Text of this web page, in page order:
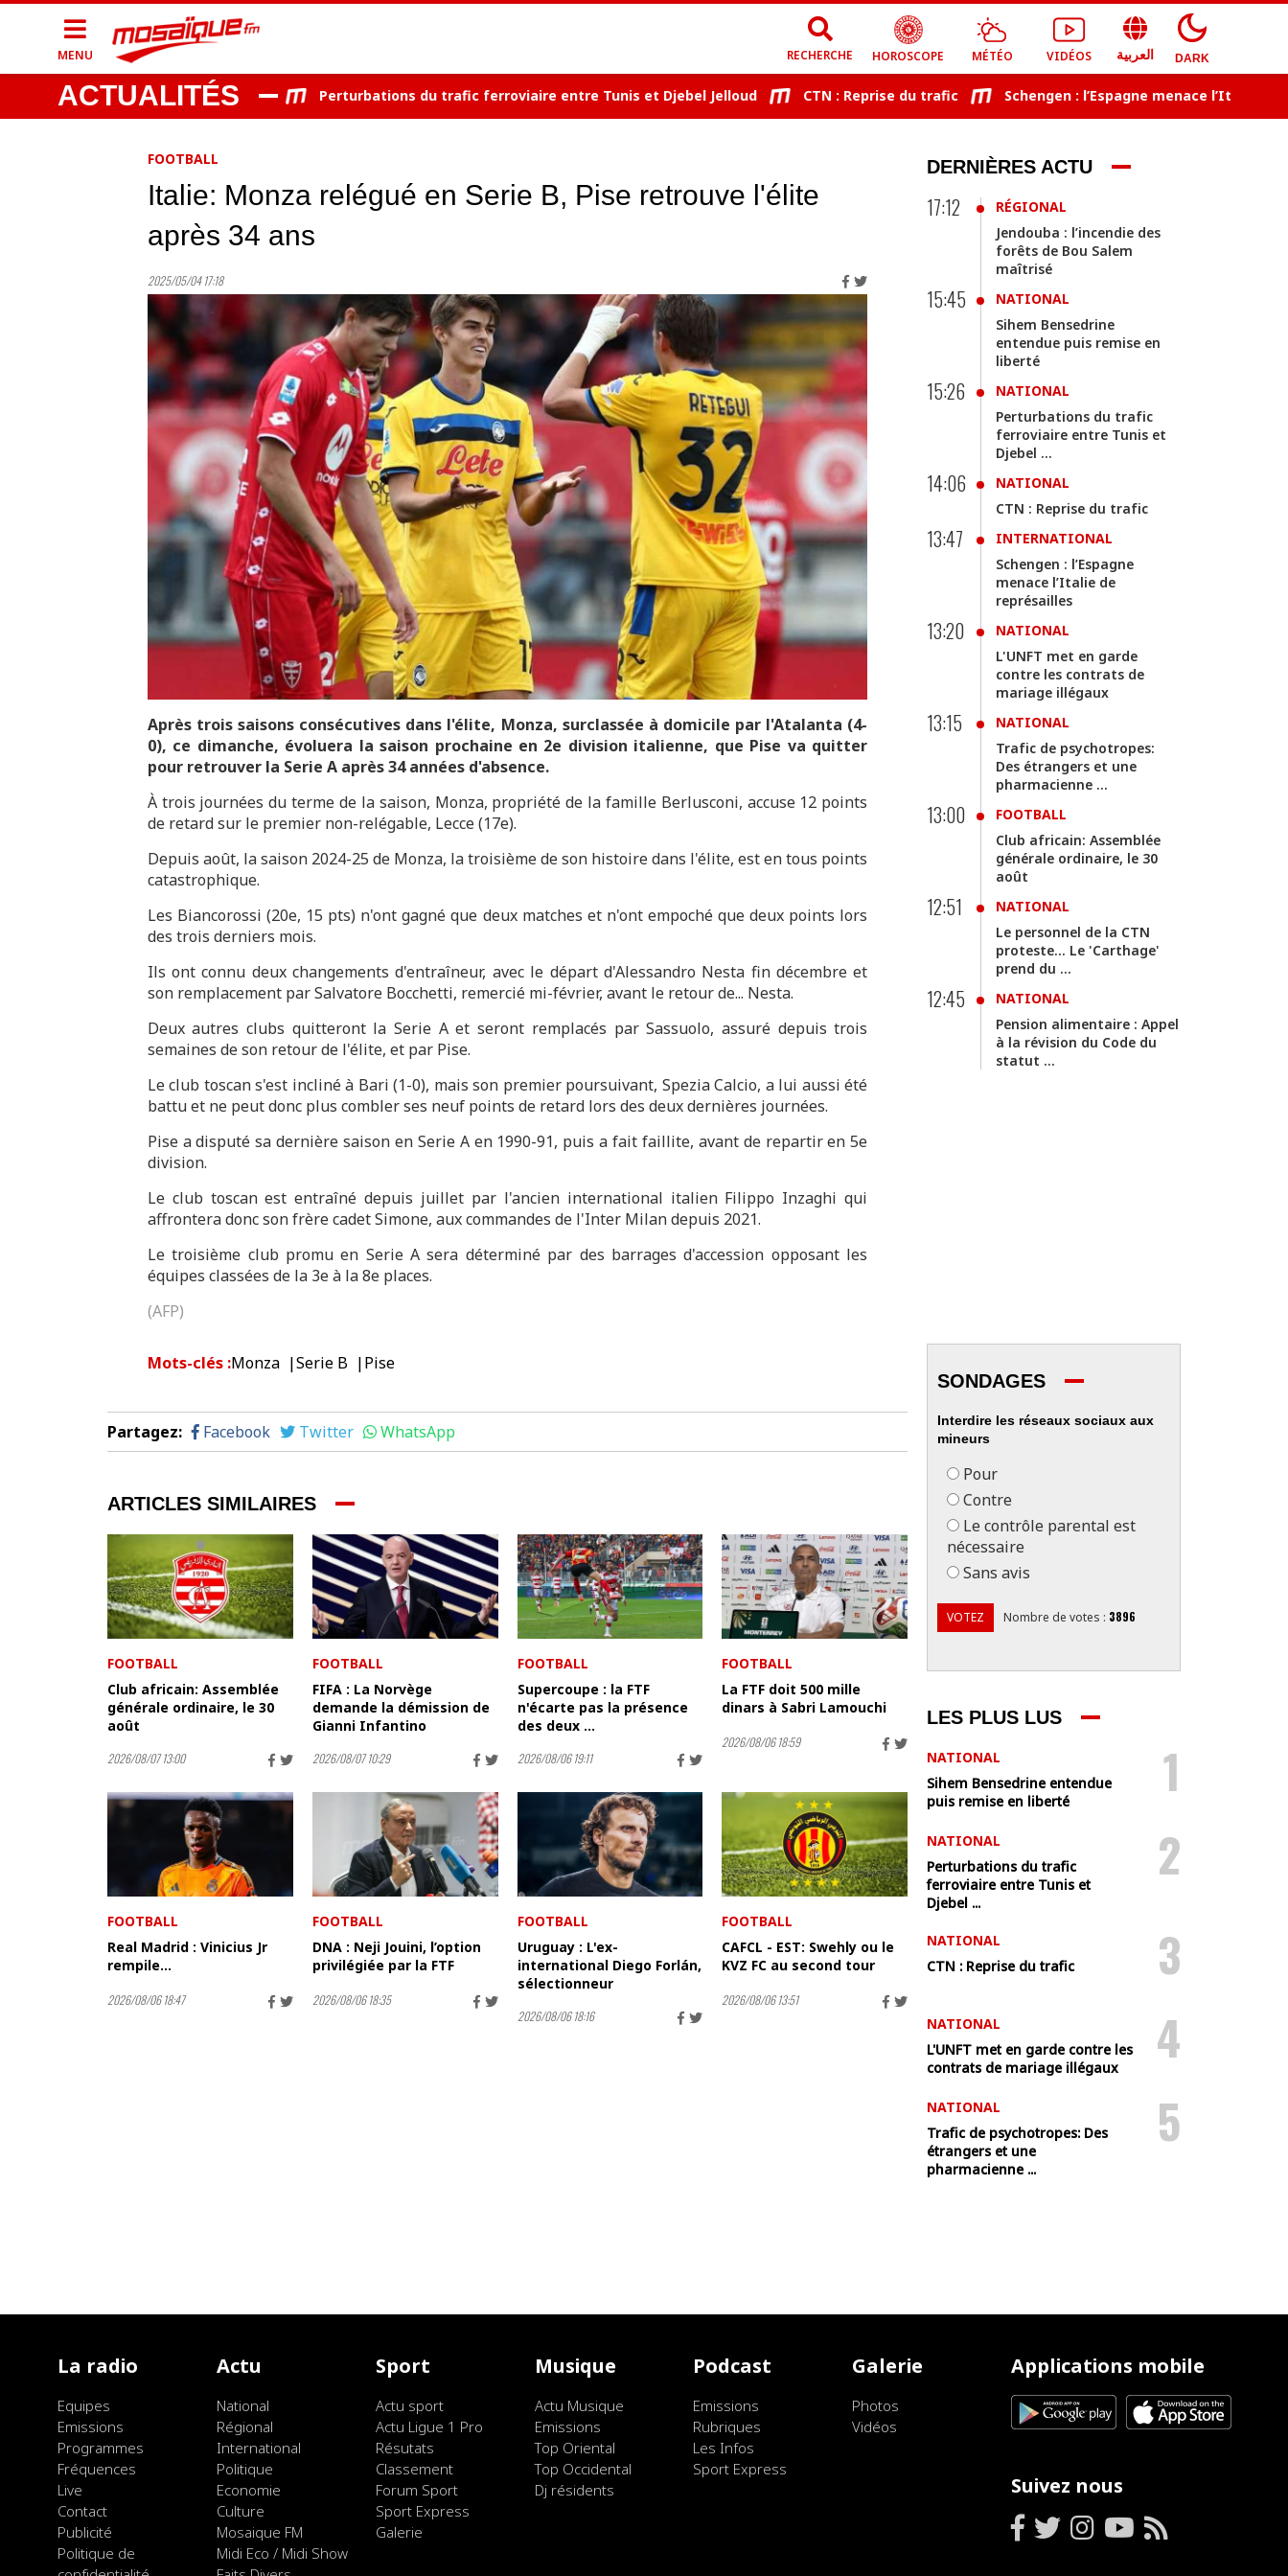
MENU RECHERCHE HOROSCOPE MÉTÉO VIDÉOS العربية DARK
ACTUALITÉS
entendue puis remise en liberté Perturbations du trafic ferroviaire entre Tunis et Djebel Jelloud CTN : Reprise du trafic Schengen : l’Espagne menace l’Italie de
FOOTBALL
Italie: Monza relégué en Serie B, Pise retrouve l'élite
après 34 ans
2025/05/04 17:18
Après trois saisons consécutives dans l'élite, Monza, surclassée à domicile par l'Atalanta (4-
0), ce dimanche, évoluera la saison prochaine en 2e division italienne, que Pise va quitter
pour retrouver la Serie A après 34 années d'absence.
À trois journées du terme de la saison, Monza, propriété de la famille Berlusconi, accuse 12 points
de retard sur le premier non-relégable, Lecce (17e).
Depuis août, la saison 2024-25 de Monza, la troisième de son histoire dans l'élite, est en tous points
catastrophique.
Les Biancorossi (20e, 15 pts) n'ont gagné que deux matches et n'ont empoché que deux points lors
des trois derniers mois.
Ils ont connu deux changements d'entraîneur, avec le départ d'Alessandro Nesta fin décembre et
son remplacement par Salvatore Bocchetti, remercié mi-février, avant le retour de... Nesta.
Deux autres clubs quitteront la Serie A et seront remplacés par Sassuolo, assuré depuis trois
semaines de son retour de l'élite, et par Pise.
Le club toscan s'est incliné à Bari (1-0), mais son premier poursuivant, Spezia Calcio, a lui aussi été
battu et ne peut donc plus combler ses neuf points de retard lors des deux dernières journées.
Pise a disputé sa dernière saison en Serie A en 1990-91, puis a fait faillite, avant de repartir en 5e
division.
Le club toscan est entraîné depuis juillet par l'ancien international italien Filippo Inzaghi qui
affrontera donc son frère cadet Simone, aux commandes de l'Inter Milan depuis 2021.
Le troisième club promu en Serie A sera déterminé par des barrages d'accession opposant les
équipes classées de la 3e à la 8e places.
(AFP)
Mots-clés:Monza Serie B Pise
Partagez: Facebook Twitter WhatsApp
ARTICLES SIMILAIRES
FOOTBALL
Club africain: Assemblée
générale ordinaire, le 30
août
2026/08/07 13:00
FOOTBALL
FIFA : La Norvège
demande la démission de
Gianni Infantino
2026/08/07 10:29
FOOTBALL
Supercoupe : la FTF
n'écarte pas la présence
des deux ...
2026/08/06 19:11
FOOTBALL
La FTF doit 500 mille
dinars à Sabri Lamouchi
2026/08/06 18:59
FOOTBALL
Real Madrid : Vinicius Jr
rempile…
2026/08/06 18:47
FOOTBALL
DNA : Neji Jouini, l’option
privilégiée par la FTF
2026/08/06 18:35
FOOTBALL
Uruguay : L'ex-
international Diego Forlán,
sélectionneur
2026/08/06 18:16
FOOTBALL
CAFCL - EST: Swehly ou le
KVZ FC au second tour
2026/08/06 13:51
DERNIÈRES ACTU
17:12
RÉGIONAL
Jendouba : l’incendie des
forêts de Bou Salem
maîtrisé
15:45
NATIONAL
Sihem Bensedrine
entendue puis remise en
liberté
15:26
NATIONAL
Perturbations du trafic
ferroviaire entre Tunis et
Djebel ...
14:06
NATIONAL
CTN : Reprise du trafic
13:47
INTERNATIONAL
Schengen : l’Espagne
menace l’Italie de
représailles
13:20
NATIONAL
L'UNFT met en garde
contre les contrats de
mariage illégaux
13:15
NATIONAL
Trafic de psychotropes:
Des étrangers et une
pharmacienne ...
13:00
FOOTBALL
Club africain: Assemblée
générale ordinaire, le 30
août
12:51
NATIONAL
Le personnel de la CTN
proteste... Le 'Carthage'
prend du ...
12:45
NATIONAL
Pension alimentaire : Appel
à la révision du Code du
statut ...
SONDAGES
Interdire les réseaux sociaux aux
mineurs
Pour
Contre
Le contrôle parental est
nécessaire
Sans avis
VOTEZ Nombre de votes : 3896
LES PLUS LUS
NATIONAL
Sihem Bensedrine entendue
puis remise en liberté
1
NATIONAL
Perturbations du trafic
ferroviaire entre Tunis et
Djebel ...
2
NATIONAL
CTN : Reprise du trafic
3
NATIONAL
L'UNFT met en garde contre les
contrats de mariage illégaux
4
NATIONAL
Trafic de psychotropes: Des
étrangers et une
pharmacienne ...
5
La radio
Equipes
Emissions
Programmes
Fréquences
Live
Contact
Publicité
Politique de
Actu
National
Régional
International
Politique
Economie
Culture
Mosaique FM
Midi Eco / Midi Show
Sport
Actu sport
Actu Ligue 1 Pro
Résutats
Classement
Forum Sport
Sport Express
Galerie
Musique
Actu Musique
Emissions
Top Oriental
Top Occidental
Dj résidents
Podcast
Emissions
Rubriques
Les Infos
Sport Express
Galerie
Photos
Vidéos
Applications mobile
Suivez nous